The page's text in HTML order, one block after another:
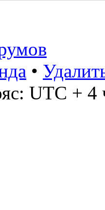
•
UTC + 4